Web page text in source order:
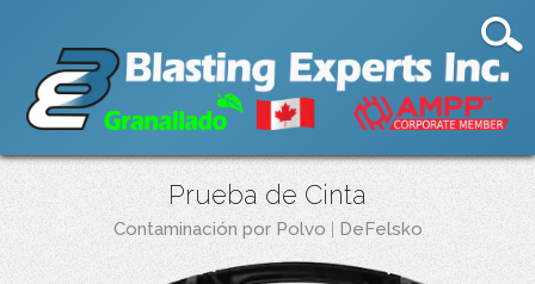
Prueba de Cinta
Contaminación por Polvo | DeFelsko